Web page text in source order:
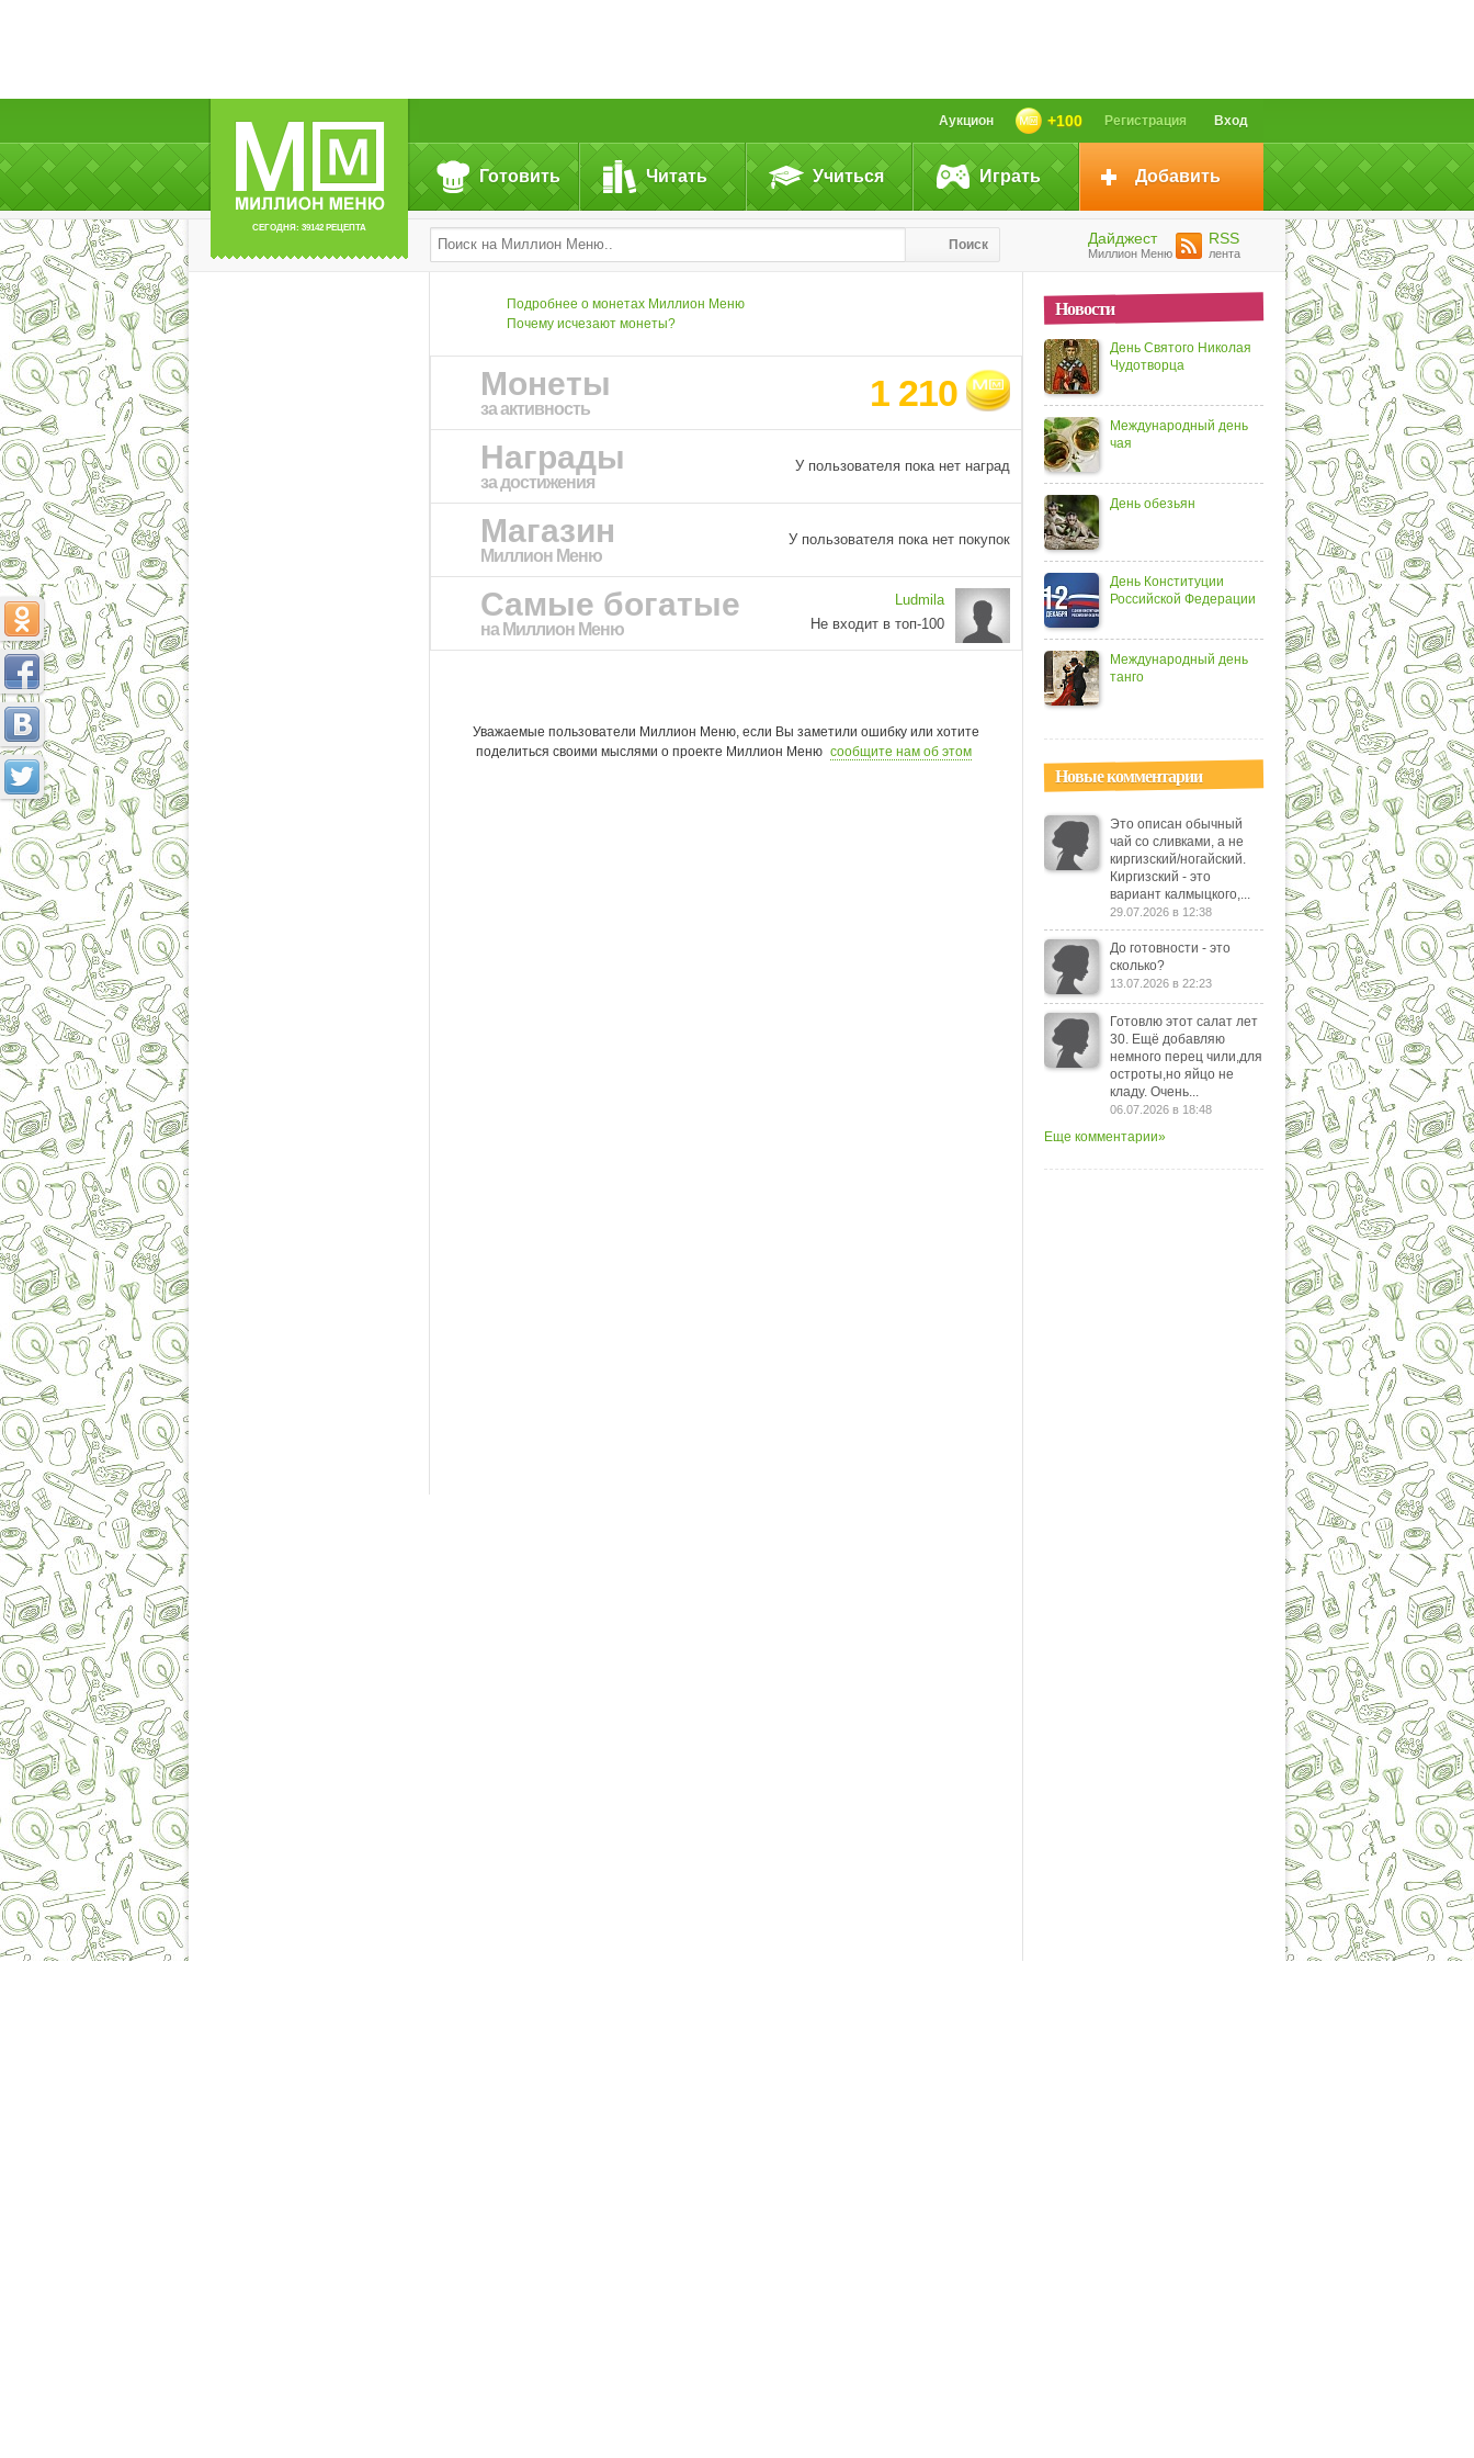
СЕГОДНЯ: 39142 РЕЦЕПТА
Вход
Регистрация
+100
Аукцион
Готовить Читать Учиться Играть Добавить
Поиск Дайджест
Миллион Меню
RSS
лента
Подробнее о монетах Миллион Меню
Почему исчезают монеты?
1 210
Монеты
за активность
У пользователя пока нет наград
Награды
за достижения
У пользователя пока нет покупок
Магазин
Миллион Меню
Ludmila
Не входит в топ-100
Самые богатые
на Миллион Меню
Уважаемые пользователи Миллион Меню, eсли Вы заметили ошибку или хотите
поделиться своими мыслями о проекте Миллион Меню сообщите нам об этом
Новости
День Святого Николая
Чудотворца
Международный день
чая
День обезьян
День Конституции
Российской Федерации
Международный день
танго
Новые комментарии
Это описан обычный
чай со сливками, а не
киргизский/ногайский.
Киргизский - это
вариант калмыцкого,...
29.07.2026 в 12:38
До готовности - это
сколько?
13.07.2026 в 22:23
Готовлю этот салат лет
30. Ещё добавляю
немного перец чили,для
остроты,но яйцо не
кладу. Очень...
06.07.2026 в 18:48
Еще комментарии»